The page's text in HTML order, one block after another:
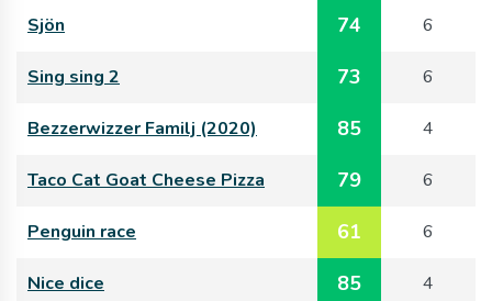
Sjön 74 6
Sing sing 2 73 6
Bezzerwizzer Familj (2020) 85 4
Taco Cat Goat Cheese Pizza 79 6
Penguin race 61 6
Nice dice 85 4